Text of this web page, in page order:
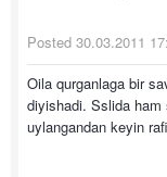
Posted 30.03.2011
Oila qurganlaga bir
diyishadi. Sslida ham
uylangandan keyin